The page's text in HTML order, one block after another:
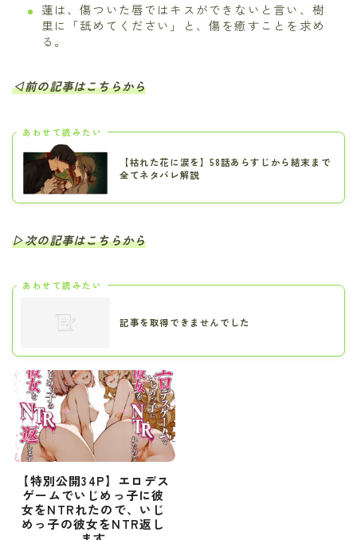
蓮は、傷ついた唇ではキスができないと言い、樹
里に「舐めてください」と、傷を癒すことを求め
る。
◁前の記事はこちらから
あわせて読みたい
【枯れた花に涙を】58話あらすじから結末まで
全てネタバレ解説
▷次の記事はこちらから
あわせて読みたい
記事を取得できませんでした
【特別公開34P】エロデス
ゲームでいじめっ子に彼
女をNTRれたので、いじ
めっ子の彼女をNTR返し